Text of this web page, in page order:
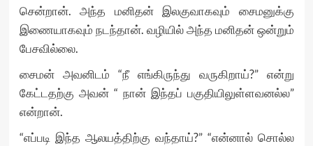
சென்றான். அந்த மனிதன் இலகுவாகவும் சைமனுக்கு
இணையாகவும் நடந்தான். வழியில் அந்த மனிதன் ஒன்றும்
பேசவில்லை.
சைமன் அவனிடம் “நீ எங்கிருந்து வருகிறாய்?” என்று
கேட்டதற்கு அவன் “ நான் இந்தப் பகுதியிலுள்ளவனல்ல”
என்றான்.
“எப்படி இந்த ஆலயத்திற்கு வந்தாய்?” “என்னால் சொல்ல